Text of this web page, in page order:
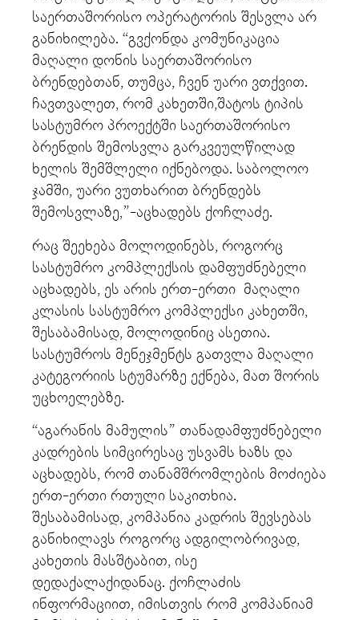
საერთაშორისო ოპერატორის შესვლა არ
განიხილება. “გვქონდა კომუნიკაცია
მაღალი დონის საერთაშორისო
ბრენდებთან, თუმცა, ჩვენ უარი ვთქვით.
ჩავთვალეთ, რომ კახეთში,შატოს ტიპის
სასტუმრო პროექტში საერთაშორისო
ბრენდის შემოსვლა გარკვეულწილად
ხელის შემშლელი იქნებოდა. საბოლოო
ჯამში, უარი ვუთხარით ბრენდებს
შემოსვლაზე,”-აცხადებს ქოჩლაძე.
რაც შეეხება მოლოდინებს, როგორც
სასტუმრო კომპლექსის დამფუძნებელი
აცხადებს, ეს არის ერთ-ერთი მაღალი
კლასის სასტუმრო კომპლექსი კახეთში,
შესაბამისად, მოლოდინიც ასეთია.
სასტუმროს მენეჯმენტს გათვლა მაღალი
კატეგორიის სტუმარზე ექნება, მათ შორის
უცხოელებზე.
“აგარანის მამულის” თანადამფუძნებელი
კადრების სიმცირესაც უსვამს ხაზს და
აცხადებს, რომ თანამშრომლების მოძიება
ერთ-ერთი რთული საკითხია.
შესაბამისად, კომპანია კადრის შევსებას
განიხილავს როგორც ადგილობრივად,
კახეთის მასშტაბით, ისე
დედაქალაქიდანაც. ქოჩლაძის
ინფორმაციით, იმისთვის რომ კომპანიამ